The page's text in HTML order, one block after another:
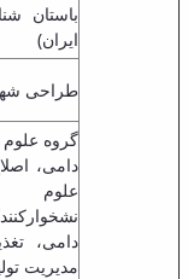
باستان
ایران)
طراحی
گروه
دامی،
علوم
دامی،
مدیریت